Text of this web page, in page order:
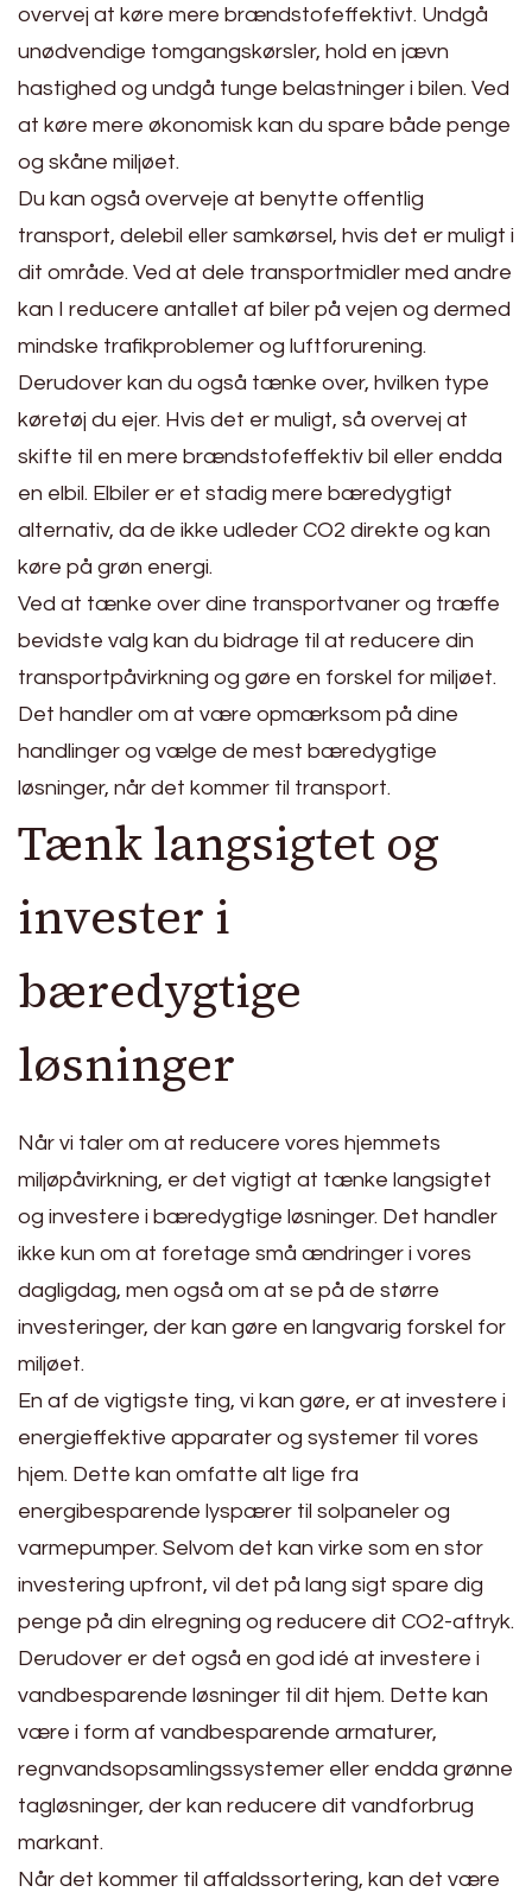
overvej at køre mere brændstofeffektivt. Undgå
unødvendige tomgangskørsler, hold en jævn
hastighed og undgå tunge belastninger i bilen. Ved
at køre mere økonomisk kan du spare både penge
og skåne miljøet.
Du kan også overveje at benytte offentlig
transport, delebil eller samkørsel, hvis det er muligt i
dit område. Ved at dele transportmidler med andre
kan I reducere antallet af biler på vejen og dermed
mindske trafikproblemer og luftforurening.
Derudover kan du også tænke over, hvilken type
køretøj du ejer. Hvis det er muligt, så overvej at
skifte til en mere brændstofeffektiv bil eller endda
en elbil. Elbiler er et stadig mere bæredygtigt
alternativ, da de ikke udleder CO2 direkte og kan
køre på grøn energi.
Ved at tænke over dine transportvaner og træffe
bevidste valg kan du bidrage til at reducere din
transportpåvirkning og gøre en forskel for miljøet.
Det handler om at være opmærksom på dine
handlinger og vælge de mest bæredygtige
løsninger, når det kommer til transport.
Tænk langsigtet og
invester i
bæredygtige
løsninger
Når vi taler om at reducere vores hjemmets
miljøpåvirkning, er det vigtigt at tænke langsigtet
og investere i bæredygtige løsninger. Det handler
ikke kun om at foretage små ændringer i vores
dagligdag, men også om at se på de større
investeringer, der kan gøre en langvarig forskel for
miljøet.
En af de vigtigste ting, vi kan gøre, er at investere i
energieffektive apparater og systemer til vores
hjem. Dette kan omfatte alt lige fra
energibesparende lyspærer til solpaneler og
varmepumper. Selvom det kan virke som en stor
investering upfront, vil det på lang sigt spare dig
penge på din elregning og reducere dit CO2-aftryk.
Derudover er det også en god idé at investere i
vandbesparende løsninger til dit hjem. Dette kan
være i form af vandbesparende armaturer,
regnvandsopsamlingssystemer eller endda grønne
tagløsninger, der kan reducere dit vandforbrug
markant.
Når det kommer til affaldssortering, kan det være